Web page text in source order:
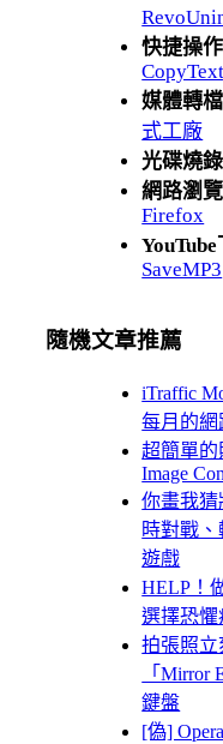
快捷操
媒體轉
式工廠
光碟燒
網路瀏
Firefox
SaveMP3
隨機文章推薦
iTraffic
每月的網
超簡單的
Image
你畫我猜
時對戰
遊戲
HELP！
選擇恐
拍張照立
「Mirror
鍵盤
[偽]